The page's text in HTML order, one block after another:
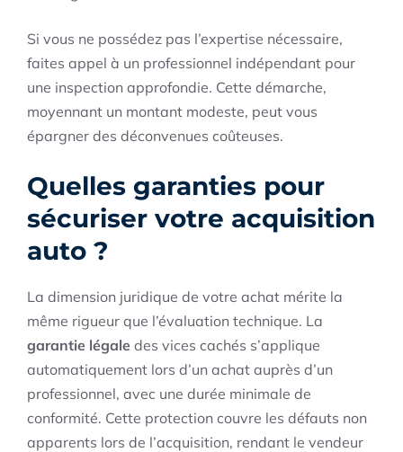
Si vous ne possédez pas l’expertise nécessaire,
faites appel à un professionnel indépendant pour
une inspection approfondie. Cette démarche,
moyennant un montant modeste, peut vous
épargner des déconvenues coûteuses.
Quelles garanties pour
sécuriser votre acquisition
auto ?
La dimension juridique de votre achat mérite la
même rigueur que l’évaluation technique. La
garantie légale des vices cachés s’applique
automatiquement lors d’un achat auprès d’un
professionnel, avec une durée minimale de
conformité. Cette protection couvre les défauts non
apparents lors de l’acquisition, rendant le vendeur